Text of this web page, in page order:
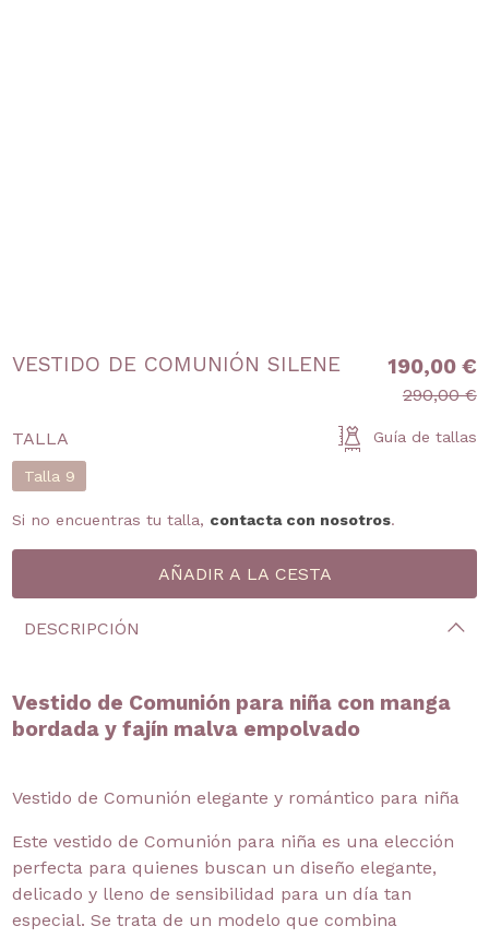
VESTIDO DE COMUNIÓN SILENE 190,00 €
290,00 €
TALLA Guía de tallas
Talla 9
Si no encuentras tu talla, contacta con nosotros.
DESCRIPCIÓN
Vestido de Comunión para niña con manga
bordada y fajín malva empolvado
Vestido de Comunión elegante y romántico para niña
Este vestido de Comunión para niña es una elección
perfecta para quienes buscan un diseño elegante,
delicado y lleno de sensibilidad para un día tan
especial. Se trata de un modelo que combina